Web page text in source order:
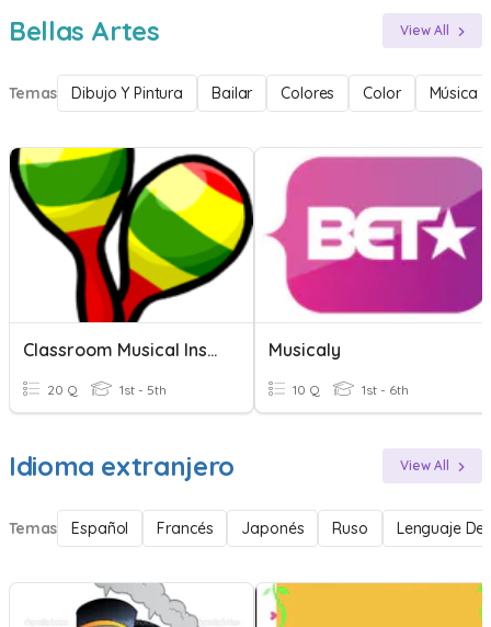
Bellas Artes View All
Temas Dibujo Y Pintura Bailar Colores Color Música
Classroom Musical Instruments
20 Q 1st - 5th
Musicaly
10 Q 1st - 6th
Idioma extranjero View All
Temas Español Francés Japonés Ruso Lenguaje De